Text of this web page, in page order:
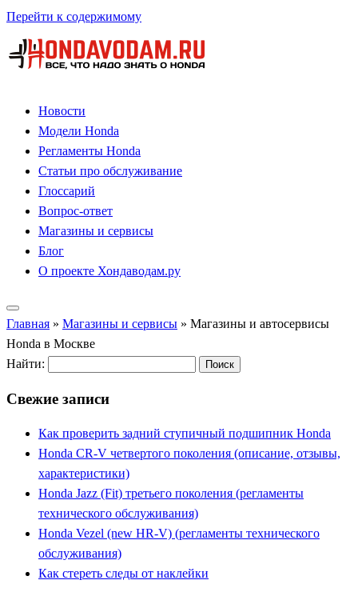
Перейти к содержимому
Новости
Модели Honda
Регламенты Honda
Статьи про обслуживание
Глоссарий
Вопрос-ответ
Магазины и сервисы
Блог
О проекте Хондаводам.ру
Главная » Магазины и сервисы » Магазины и автосервисы
Honda в Москве
Найти:
Свежие записи
Как проверить задний ступичный подшипник Honda
Honda CR-V четвертого поколения (описание, отзывы,
характеристики)
Honda Jazz (Fit) третьего поколения (регламенты
технического обслуживания)
Honda Vezel (new HR-V) (регламенты технического
обслуживания)
Как стереть следы от наклейки